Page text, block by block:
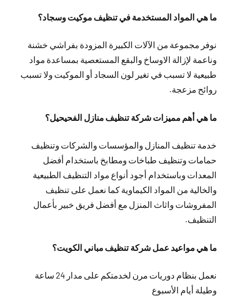
ما هي المواد المستخدمة في تنظيف موكيت وسجاد؟
نوفر مجموعة من الآلات الكبيرة المزودة بفراشي خشنة
وناعمة لإزالة الاوساخ والبقع المستعصية بمساعدة مواد
طبيعية لا تسبب في تغير لون السجاد أو الموكيت ولا تسبب
روائح مزعجة.
ما هي أهم مميزات شركة تنظيف منازل الفحيحيل؟
خدمة تنظيف المنازل والمؤسسات والشركات وتنظيف
حمامات وتنظيف طباخات ومطابخ باستخدام أفضل
المعدات وباستخدام أجود أنواع مواد التنظيف الطبيعية
والخالية من المواد الكيماوية كما نعمل على تنظيف
المفروشات واثاث المنزل مع أفضل فريق خبير بأعمال
التنظيف.
ما هي مواعيد عمل شركة تنظيف مباني الكويت؟
نعمل بنظام دوريات مرن لخدمتكم على مدار 24 ساعة
وطيلة أيام الأسبوع